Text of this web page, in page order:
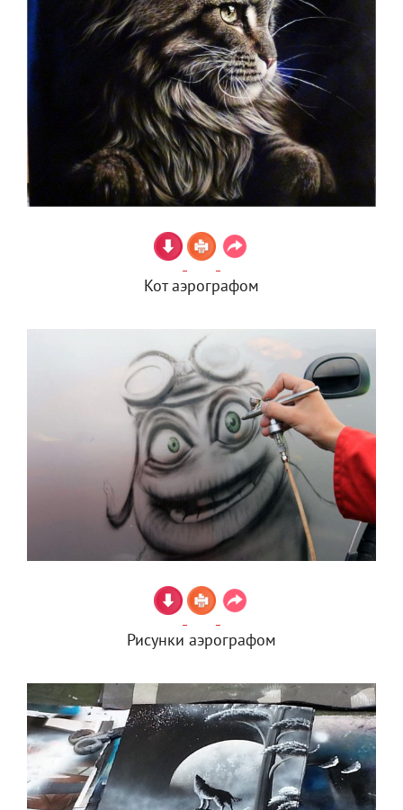
Кот аэрографом
Рисунки аэрографом